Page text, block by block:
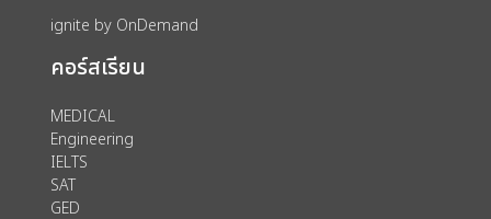
account_circle เข้าสู่ระบบ
assignment ลงทะเบียน
ignite by OnDemand
คอร์สเรียน
MEDICAL
Engineering
IELTS
SAT
GED